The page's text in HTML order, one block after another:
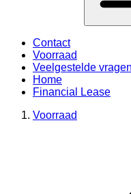
Contact
Voorraad
Veelgestelde vragen
Home
Financial Lease
Voorraad